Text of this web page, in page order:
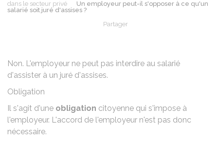
dans le secteur privé
Un employeur peut-il s'opposer à ce qu'un
salarié soit juré d'assises ?
Partager
Non. L'employeur ne peut pas interdire au salarié
d'assister à un juré d'assises.
Obligation
Il s'agit d'une obligation citoyenne qui s'impose à
l'employeur. L'accord de l'employeur n'est pas donc
nécessaire.